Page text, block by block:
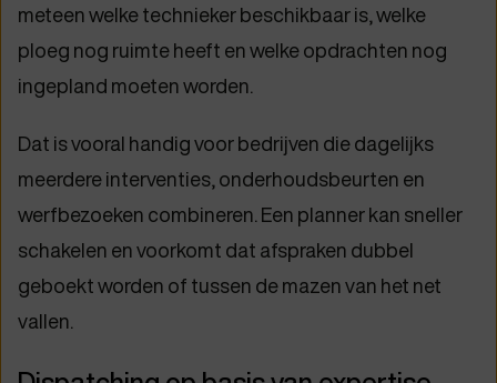
meteen welke technieker beschikbaar is, welke
ploeg nog ruimte heeft en welke opdrachten nog
ingepland moeten worden.
Dat is vooral handig voor bedrijven die dagelijks
meerdere interventies, onderhoudsbeurten en
werfbezoeken combineren. Een planner kan sneller
schakelen en voorkomt dat afspraken dubbel
geboekt worden of tussen de mazen van het net
vallen.